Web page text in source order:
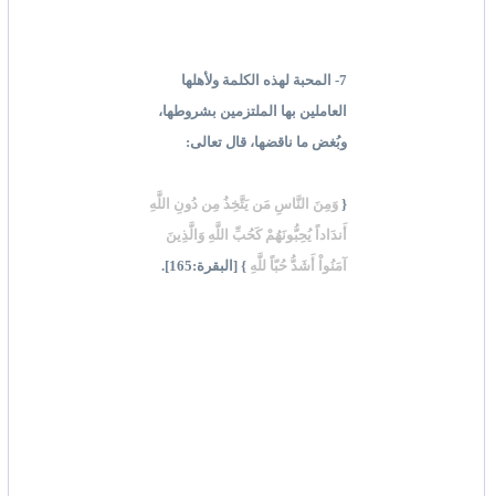
7- المحبة لهذه الكلمة ولأهلها
العاملين بها الملتزمين بشروطها،
وبُغض ما ناقضها، قال تعالى:
{ وَمِنَ النَّاسِ مَن يَتَّخِذُ مِن دُونِ اللَّهِ
أَندَاداً يُحِبُّونَهُمْ كَحُبِّ اللَّهِ وَالَّذِينَ
آمَنُواْ أَشَدُّ حُبّاً للَّهِ } [البقرة:165].